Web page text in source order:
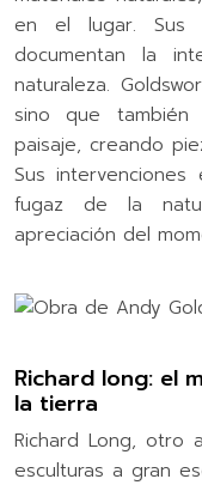
en el lugar. Sus
documentan la
naturaleza.
sino que
paisaje, creando
Sus
fugaz de la
apreciación del
Richard long: el
la tierra
Richard Long, otro
esculturas a gran